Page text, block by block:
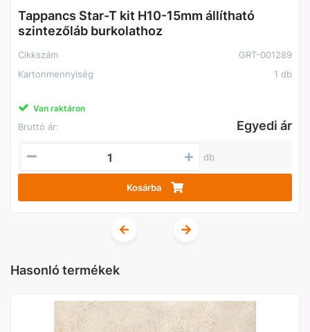
Tappancs Star-T kit H10-15mm állítható
szintezőláb burkolathoz
Cikkszám
GRT-001289
Kartonmennyiség
1 db
Van raktáron
Bruttó ár: Egyedi ár
db
Kosárba
Hasonló termékek